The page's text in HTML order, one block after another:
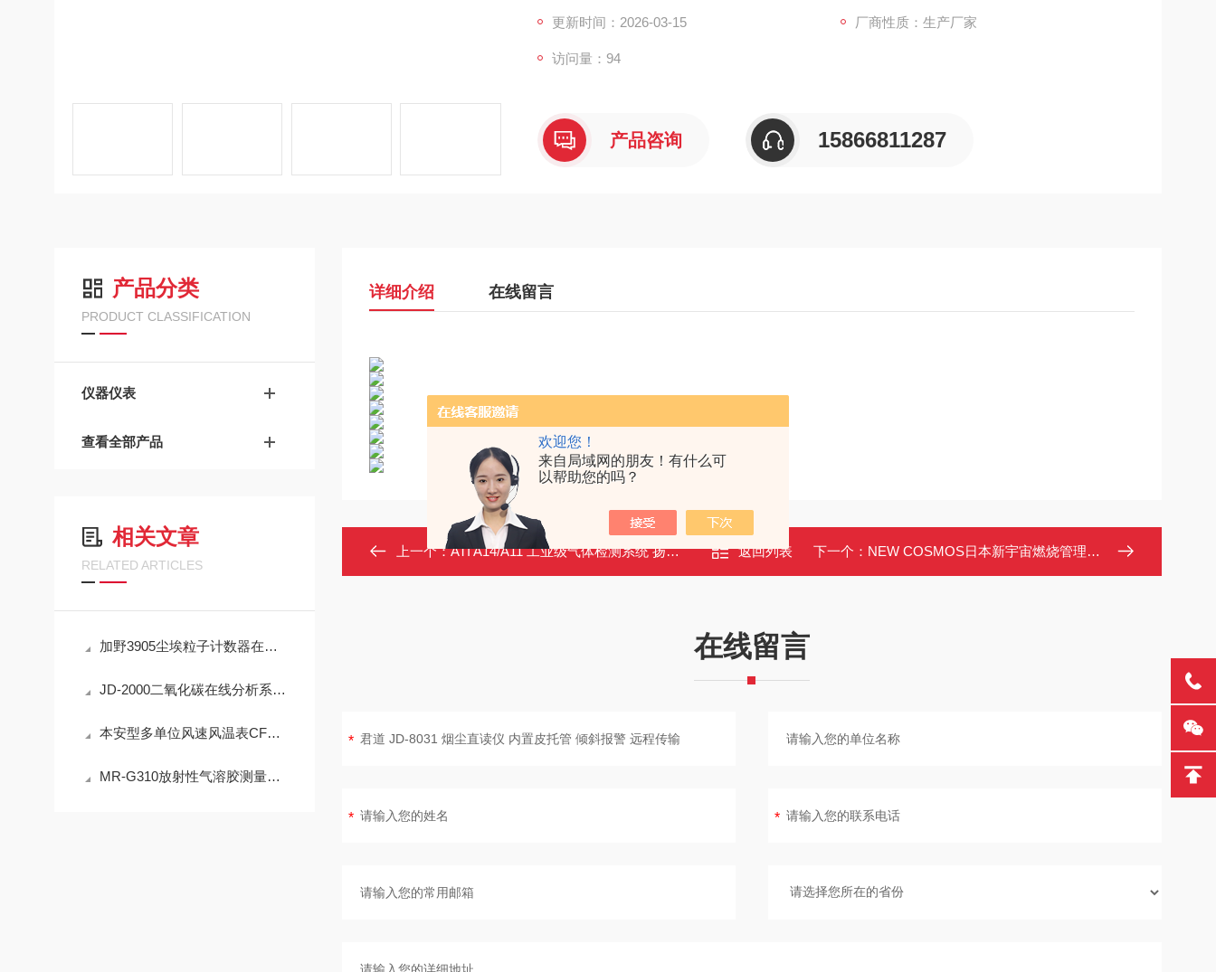
欢迎您！
来自局域网的朋友！有什么可
以帮助您的吗？
更新时间：2026-03-15 厂商性质：生产厂家
访问量：94
产品咨询 15866811287
产品分类
PRODUCT CLASSIFICATION
仪器仪表
查看全部产品
相关文章
RELATED ARTICLES
加野3905尘埃粒子计数器在洁净室监测中的实用技术解析
JD-2000二氧化碳在线分析系统技术详解
本安型多单位风速风温表CFD25(A)简介
MR-G310放射性气溶胶测量仪：IP65防护与-40℃~+50℃宽温工作能力
详细介绍 在线留言
上一个：ATI A14/A11 工业级气体检测系统 扬声器/频闪灯可选 防爆认证 返回列表 下一个： NEW COSMOS日本新宇宙燃烧管理用氧气浓度计XP-3380II-E测氧仪
在线留言